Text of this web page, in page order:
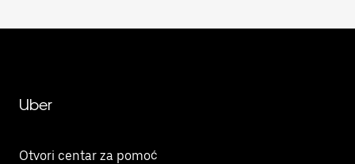
Uber
Otvori centar za pomoć